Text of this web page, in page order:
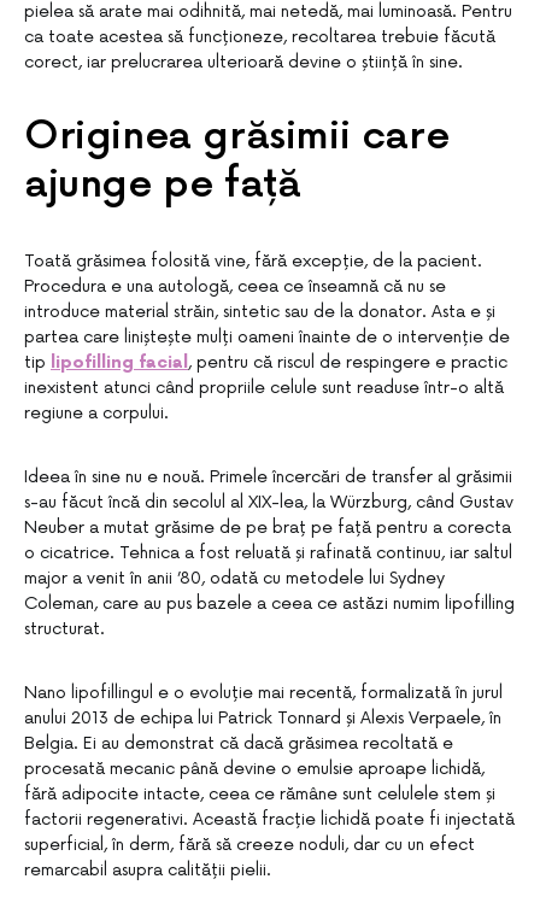
pielea să arate mai odihnită, mai netedă, mai luminoasă. Pentru
ca toate acestea să funcționeze, recoltarea trebuie făcută
corect, iar prelucrarea ulterioară devine o știință în sine.
Originea grăsimii care
ajunge pe față
Toată grăsimea folosită vine, fără excepție, de la pacient.
Procedura e una autologă, ceea ce înseamnă că nu se
introduce material străin, sintetic sau de la donator. Asta e și
partea care liniștește mulți oameni înainte de o intervenție de
tip lipofilling facial , pentru că riscul de respingere e practic
inexistent atunci când propriile celule sunt readuse într-o altă
regiune a corpului.
Ideea în sine nu e nouă. Primele încercări de transfer al grăsimii
s-au făcut încă din secolul al XIX-lea, la Würzburg, când Gustav
Neuber a mutat grăsime de pe braț pe față pentru a corecta
o cicatrice. Tehnica a fost reluată și rafinată continuu, iar saltul
major a venit în anii ’80, odată cu metodele lui Sydney
Coleman, care au pus bazele a ceea ce astăzi numim lipofilling
structurat.
Nano lipofillingul e o evoluție mai recentă, formalizată în jurul
anului 2013 de echipa lui Patrick Tonnard și Alexis Verpaele, în
Belgia. Ei au demonstrat că dacă grăsimea recoltată e
procesată mecanic până devine o emulsie aproape lichidă,
fără adipocite intacte, ceea ce rămâne sunt celulele stem și
factorii regenerativi. Această fracție lichidă poate fi injectată
superficial, în derm, fără să creeze noduli, dar cu un efect
remarcabil asupra calității pielii.